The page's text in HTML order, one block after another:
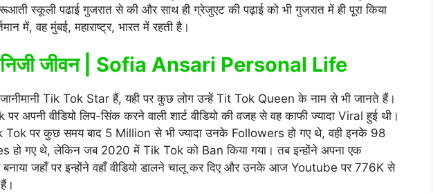
स्कूली पढाई गुजरात से की और साथ ही ग्रेजुएट की पढ़ाई को भी गुजरात में ही पूरा किया
में, वह मुंबई, महाराष्ट्र, भारत में रहती है।
निजी जीवन | Sofia Ansari Personal Life
Tik Tok Star हैं, यही पर कुछ लोग उन्हें Tit Tok Queen के नाम से भी जानते हैं।
अपनी वीडियो लिप-सिंक करने वाली शार्ट वीडियो की वजह से वह काफी ज्यादा Viral हुई थी।
Tok पर कुछ समय बाद 5 Million से भी ज्यादा उनके Followers हो गए थे, वही इनके 98
हो गए थे, लेकिन जब 2020 में Tik Tok को Ban किया गया। तब इन्होंने अपना एक
जहाँ पर इन्होंने वहाँ वीडियो डालने चालू कर दिए और उनके आज Youtube पर 776K से